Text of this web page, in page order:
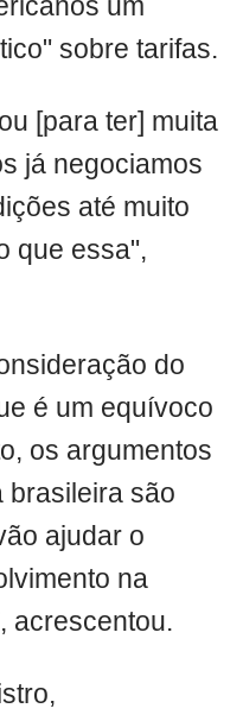
um
sobre tarifas.
[para ter] muita
já negociamos
até muito
que essa",
do
é um equívoco
os argumentos
brasileira são
ajudar o
na
acrescentou.